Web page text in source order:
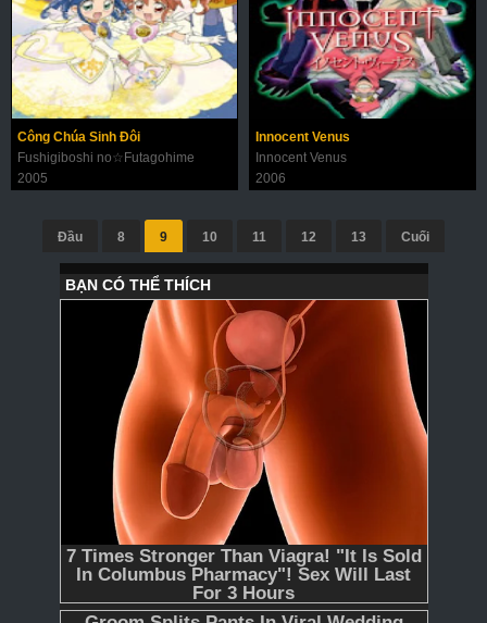
Công Chúa Sinh Đôi
Fushigiboshi no☆Futagohime
2005
Innocent Venus
Innocent Venus
2006
Đầu 8 9 10 11 12 13 Cuối